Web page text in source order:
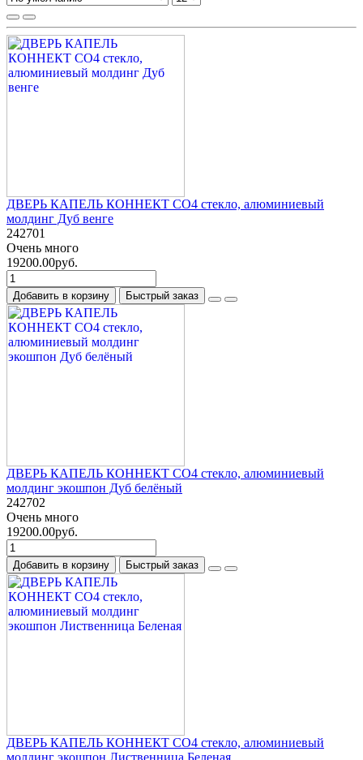
ДВЕРЬ КАПЕЛЬ КОННЕКТ СО4 стекло, алюминиевый
молдинг Дуб венге
242701
Очень много
19200.00руб.
Добавить в корзину Быстрый заказ
ДВЕРЬ КАПЕЛЬ КОННЕКТ СО4 стекло, алюминиевый
молдинг экошпон Дуб белёный
242702
Очень много
19200.00руб.
Добавить в корзину Быстрый заказ
ДВЕРЬ КАПЕЛЬ КОННЕКТ СО4 стекло, алюминиевый
молдинг экошпон Лиственница Беленая